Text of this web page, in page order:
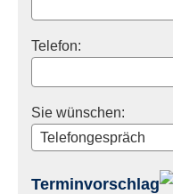
Telefon:
Sie wünschen:
Terminvorschlag